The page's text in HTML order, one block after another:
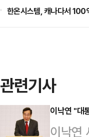
한온시스템, 캐나다서
관련기사
이낙연 "대
이낙연